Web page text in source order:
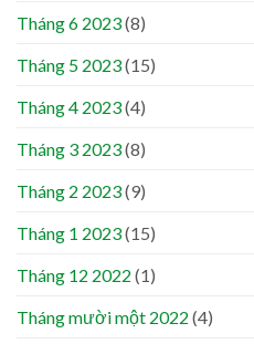
Tháng 6 2023(8)
Tháng 5 2023(15)
Tháng 4 2023(4)
Tháng 3 2023(8)
Tháng 2 2023(9)
Tháng 1 2023(15)
Tháng 12 2022 (1)
Tháng mười một 2022 (4)